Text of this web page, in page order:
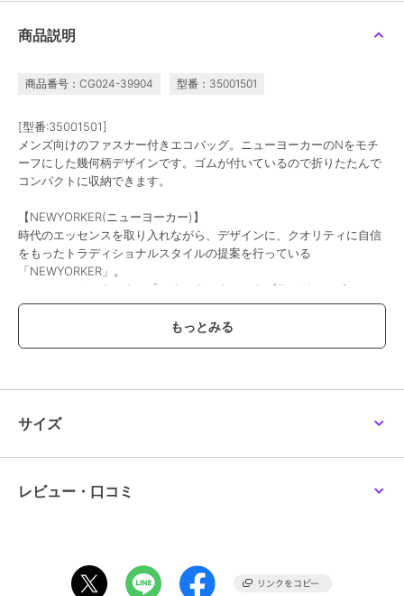
商品説明
商品番号：CG024-39904 型番：35001501
[型番:35001501]
メンズ向けのファスナー付きエコバッグ。ニューヨーカーのNをモチ
ーフにした幾何柄デザインです。ゴムが付いているので折りたたんで
コンパクトに収納できます。
【NEWYORKER(ニューヨーカー)】
時代のエッセンスを取り入れながら、デザインに、クオリティに自信
をもったトラディショナルスタイルの提案を行っている
「NEWYORKER」。
ニューヨーカータータン「ハウスタータン」をブランドシンボルに、
これからも永く愛用できるトラディショナルスタイルを提案し続けま
品番/カラー：35001501 A ブラック B ネイビー C カーキ
性別タイプ
メンズ
サイズ
レビュー・口コミ